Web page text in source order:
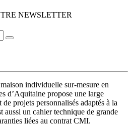
NEWSLETTER
individuelle sur-mesure en
d’Aquitaine propose une large
projets personnalisés adaptés à la
aussi un cahier technique de grande
liées au contrat CMI.